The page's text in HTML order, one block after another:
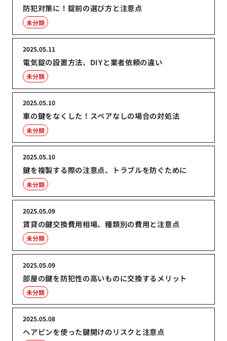
防犯対策に！錠前の選び方と注意点
未分類
電気錠の設置方法、DIYと業者依頼の違い
2025.05.11
未分類
車の鍵をなくした！スペアなしの場合の対処法
2025.05.10
未分類
鍵を複製する際の注意点、トラブルを防ぐために
2025.05.10
未分類
賃貸の鍵交換費用相場、種類別の費用と注意点
2025.05.09
未分類
部屋の鍵を防犯性の高いものに交換するメリット
2025.05.09
未分類
ヘアピンを使った鍵開けのリスクと注意点
2025.05.08